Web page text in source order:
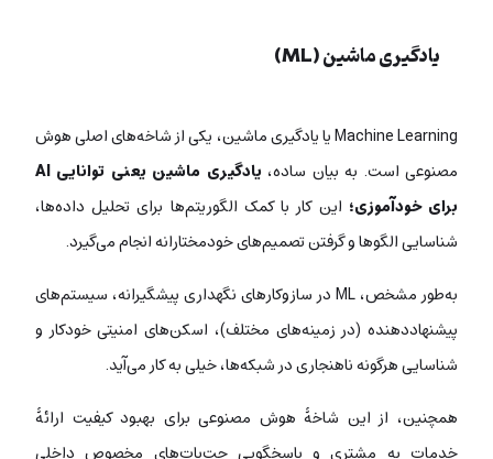
یادگیری ماشین (ML)
Machine Learning یا یادگیری ماشین، یکی از شاخه‌های اصلی هوش
مصنوعی است. به بیان ساده،
یادگیری ماشین یعنی توانایی AI
برای خودآموزی؛ این کار با کمک الگوریتم‌ها برای تحلیل داده‌ها،
شناسایی الگوها و گرفتن تصمیم‌های خودمختارانه انجام می‌گیرد.
به‌طور مشخص، ML در سازوکارهای نگهداری پیشگیرانه، سیستم‌های
پیشنهاددهنده (در زمینه‌های مختلف)، اسکن‌های امنیتی خودکار و
شناسایی هرگونه ناهنجاری‌ در شبکه‌ها، خیلی به کار می‌آید.
همچنین، از این شاخۀ هوش مصنوعی برای بهبود کیفیت ارائۀ